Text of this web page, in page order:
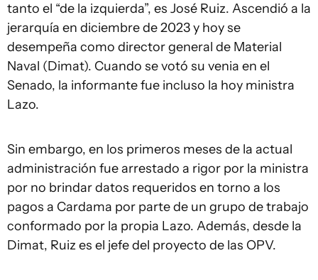
tanto el “de la izquierda”, es José Ruiz. Ascendió a la
jerarquía en diciembre de 2023 y hoy se
desempeña como director general de Material
Naval (Dimat). Cuando se votó su venia en el
Senado, la informante fue incluso la hoy ministra
Lazo.
Sin embargo, en los primeros meses de la actual
administración fue arrestado a rigor por la ministra
por no brindar datos requeridos en torno a los
pagos a Cardama por parte de un grupo de trabajo
conformado por la propia Lazo. Además, desde la
Dimat, Ruiz es el jefe del proyecto de las OPV.